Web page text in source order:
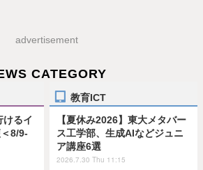
advertisement
CATEGORY
けるイ
8/9-
教育ICT
【夏休み2026】東大メタバー
ス工学部、生成AIなどジュニ
ア講座6選
2026.7.30 Thu 11:15